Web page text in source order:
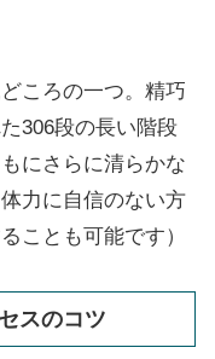
ころの一つ。精巧
306段の長い階段
にさらに清らかな
力に自信のない方
ことも可能です）
スのコツ